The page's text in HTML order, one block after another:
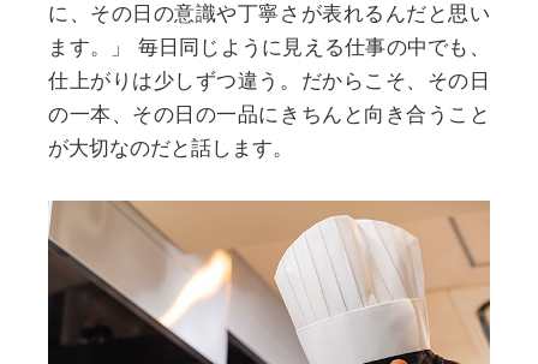
に、その日の意識や丁寧さが表れるんだと思い
ます。」
毎日同じように見える仕事の中でも、
仕上がりは少しずつ違う。だからこそ、その日
の一本、その日の一品にきちんと向き合うこと
が大切なのだと話します。